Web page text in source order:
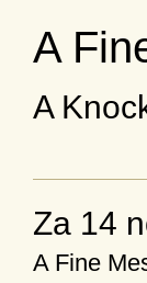
A
A
za 14
A Fine